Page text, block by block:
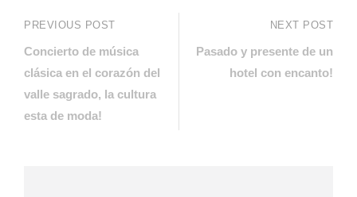
PREVIOUS POST
Concierto de música
clásica en el corazón del
valle sagrado, la cultura
esta de moda!
NEXT POST
Pasado y presente de un
hotel con encanto!